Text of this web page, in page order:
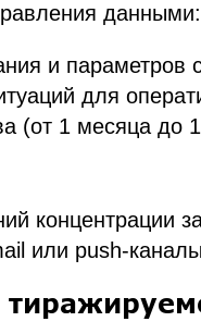
данными:
и
для
(от 1 месяца до
концентрации
или push-